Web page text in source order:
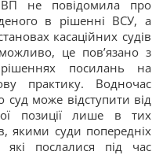
не повідомила про
в рішенні ВСУ, а
касаційних судів
це пов’язано з
посилань на
практику. Водночас
може відступити від
позиції лише в тих
якими суди попередніх
які послалися під час